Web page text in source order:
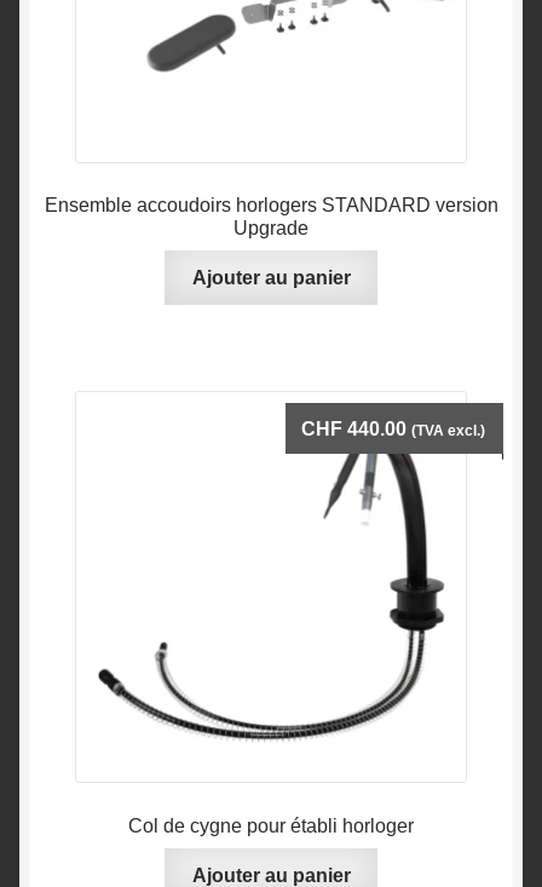
Ensemble accoudoirs horlogers STANDARD version
Upgrade
Ajouter au panier
Col de cygne pour établi horloger
CHF 440.00 (TVA excl.)
Ajouter au panier